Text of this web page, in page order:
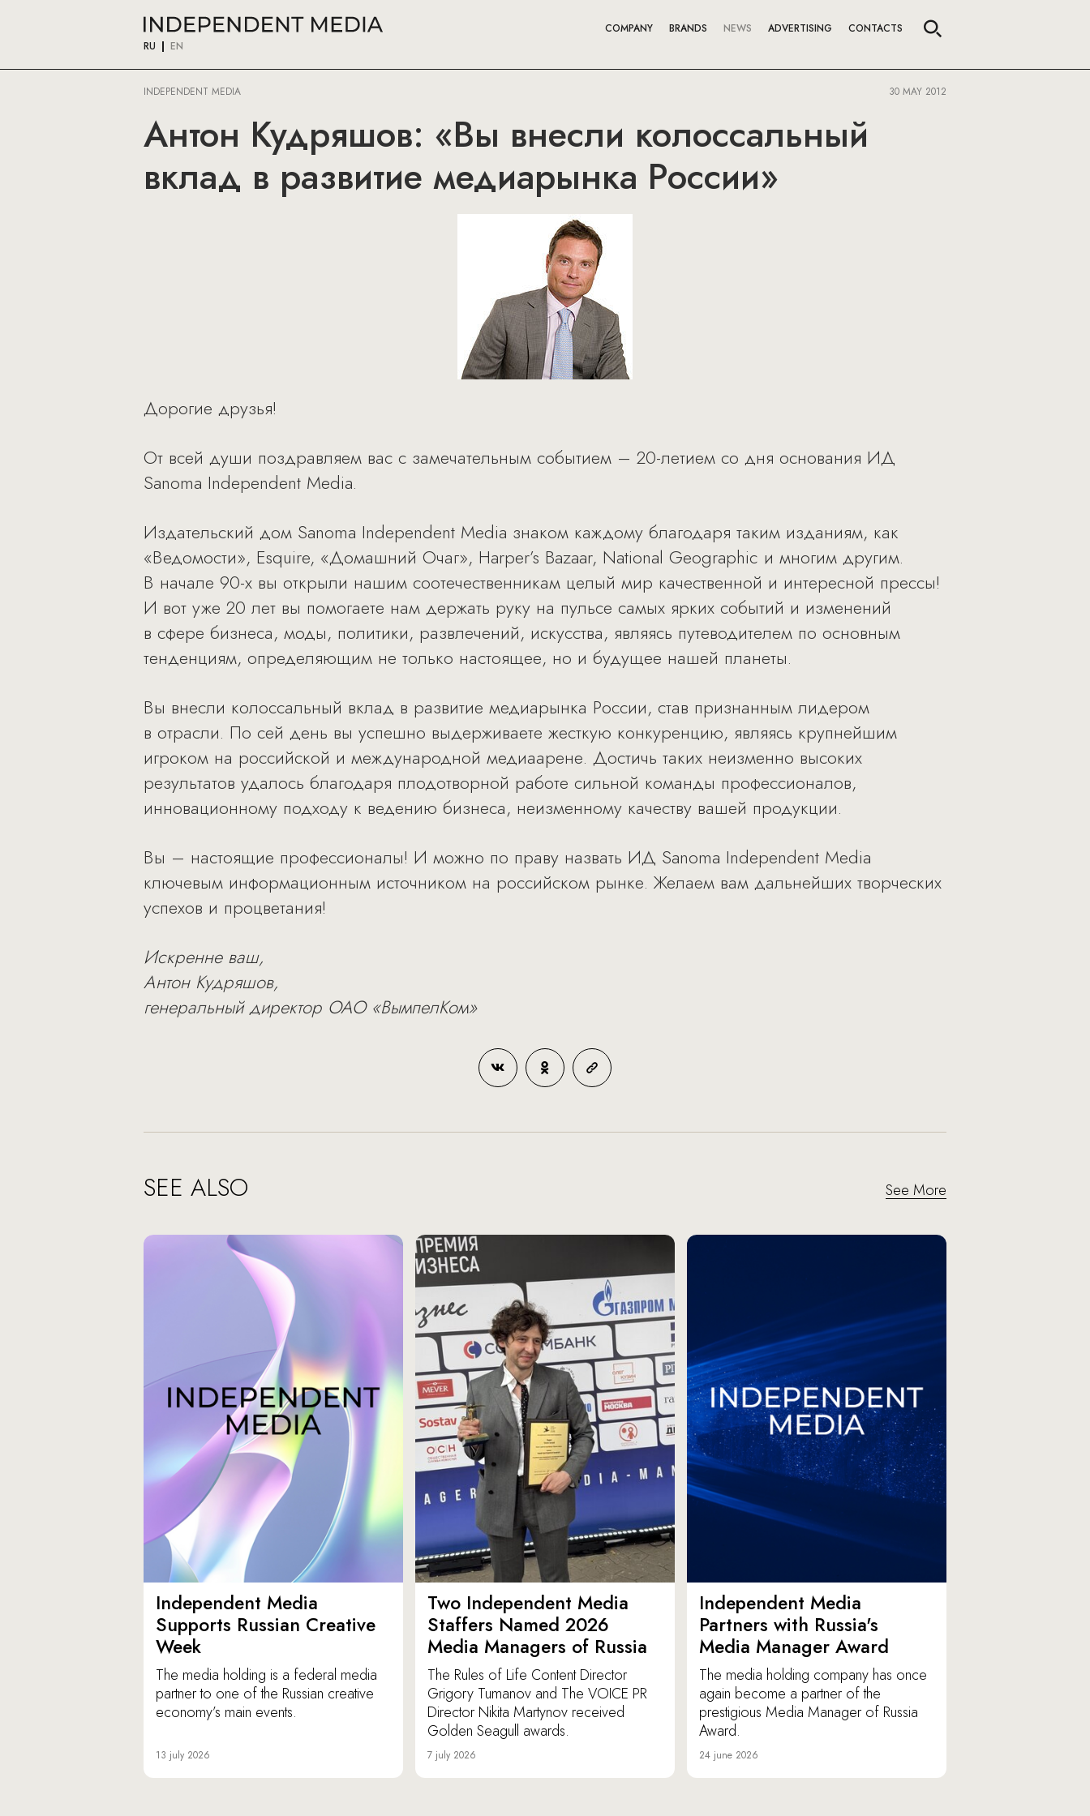
RU EN
COMPANY BRANDS NEWS ADVERTISING CONTACTS
INDEPENDENT MEDIA 30 MAY 2012
Антон Кудряшов: «Вы внесли колоссальный
вклад в развитие медиарынка России»
Дорогие друзья!
От всей души поздравляем вас с замечательным событием – 20-летием со дня основания ИД
Sanoma Independent Media.
Издательский дом Sanoma Independent Media знаком каждому благодаря таким изданиям, как
«Ведомости», Esquire, «Домашний Очаг», Harper’s Bazaar, National Geographic и многим другим.
В начале 90-х вы открыли нашим соотечественникам целый мир качественной и интересной прессы!
И вот уже 20 лет вы помогаете нам держать руку на пульсе самых ярких событий и изменений
в сфере бизнеса, моды, политики, развлечений, искусства, являясь путеводителем по основным
тенденциям, определяющим не только настоящее, но и будущее нашей планеты.
Вы внесли колоссальный вклад в развитие медиарынка России, став признанным лидером
в отрасли. По сей день вы успешно выдерживаете жесткую конкуренцию, являясь крупнейшим
игроком на российской и международной медиаарене. Достичь таких неизменно высоких
результатов удалось благодаря плодотворной работе сильной команды профессионалов,
инновационному подходу к ведению бизнеса, неизменному качеству вашей продукции.
Вы – настоящие профессионалы! И можно по праву назвать ИД Sanoma Independent Media
ключевым информационным источником на российском рынке. Желаем вам дальнейших творческих
успехов и процветания!
Искренне ваш,
Антон Кудряшов,
генеральный директор ОАО «ВымпелКом»
SEE ALSO See More
Independent Media
Supports Russian Creative
Week
The media holding is a federal media
partner to one of the Russian creative
economy’s main events.
13 july 2026
Two Independent Media
Staffers Named 2026
Media Managers of Russia
The Rules of Life Content Director
Grigory Tumanov and The VOICE PR
Director Nikita Martynov received
Golden Seagull awards.
7 july 2026
Independent Media
Partners with Russia's
Media Manager Award
The media holding company has once
again become a partner of the
prestigious Media Manager of Russia
Award.
24 june 2026